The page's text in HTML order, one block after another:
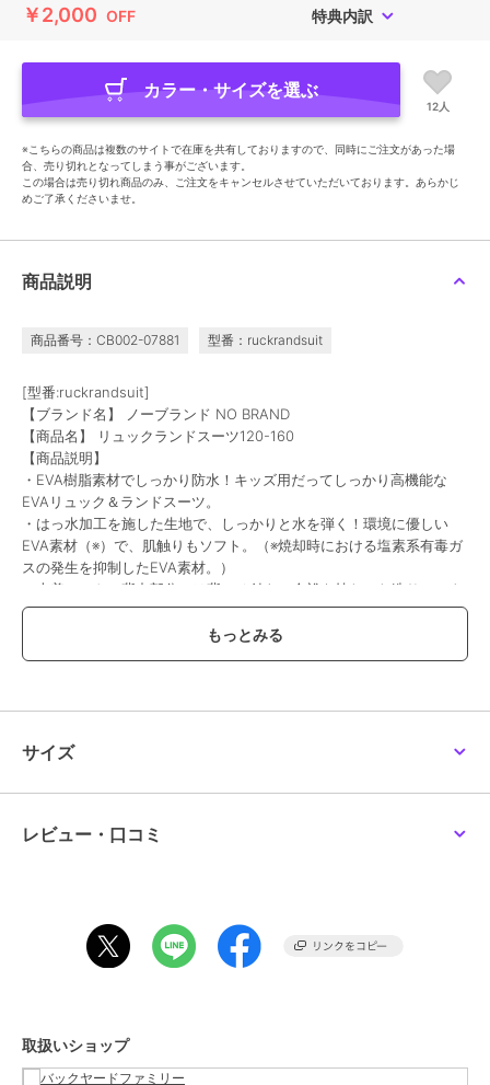
￥2,000 OFF 特典内訳
カラー・サイズを選ぶ
12人
※こちらの商品は複数のサイトで在庫を共有しておりますので、同時にご注文があった場
合、売り切れとなってしまう事がございます。
この場合は売り切れ商品のみ、ご注文をキャンセルさせていただいております。あらかじ
めご了承くださいませ。
商品説明
商品番号：CB002-07881 型番：ruckrandsuit
[型番:ruckrandsuit]
【ブランド名】 ノーブランド NO BRAND
【商品名】 リュックランドスーツ120-160
【商品説明】
・EVA樹脂素材でしっかり防水！キッズ用だってしっかり高機能な
EVAリュック＆ランドスーツ。
・はっ水加工を施した生地で、しっかりと水を弾く！環境に優しい
EVA素材（※）で、肌触りもソフト。（※焼却時における塩素系有毒ガ
スの発生を抑制したEVA素材。）
・上着コートの背中部分には背マチ付きで余裕を持たせた造り。スナ
ップボタンを外せば、リュックやランドセルを背負ったまますっぽり
・前開き部分は開け閉めしやすい2重のホックボタン式。袖口部分も
・コートの背面、背マチ調整ベルト部分にリフレクター素材付き。薄
暗い雨の日や夜間でも、背後からすれ違う車から認識されやすくな
入を防ぐ！
着用できるユニセックス仕様。
【サイズ】
・適応身長寸法
サイズ
レビュー・口コミ
取扱いショップ